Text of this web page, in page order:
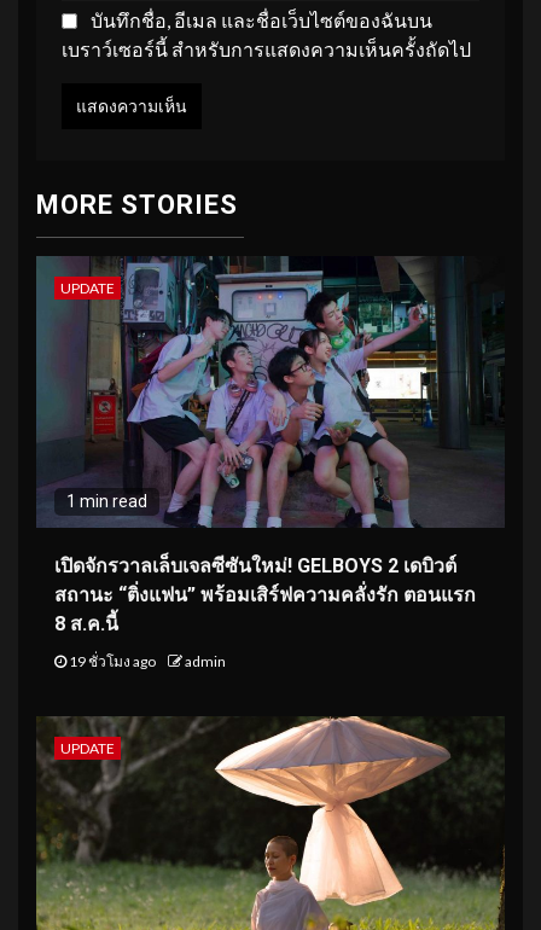
บันทึกชื่อ, อีเมล และชื่อเว็บไซต์ของฉันบน
เบราว์เซอร์นี้ สำหรับการแสดงความเห็นครั้งถัดไป
MORE STORIES
UPDATE
1 min read
เปิดจักรวาลเล็บเจลซีซันใหม่! GELBOYS 2 เดบิวต์
สถานะ “ติ่งแฟน” พร้อมเสิร์ฟความคลั่งรัก ตอนแรก
8 ส.ค.นี้
19 ชั่วโมง ago admin
UPDATE